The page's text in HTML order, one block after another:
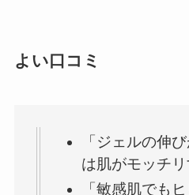
よい口コミ
「ジェルの伸
は肌がモッチリ
「敏感肌でも